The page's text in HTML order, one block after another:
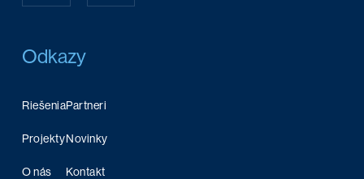
Odkazy
Riešenia
Projekty
O nás
Partneri
Novinky
Kontakt